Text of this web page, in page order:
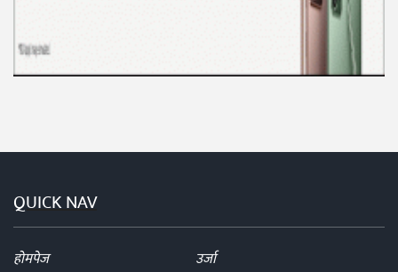
QUICK NAV
होमपेज
उर्जा